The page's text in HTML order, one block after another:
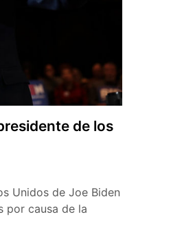
de los
Unidos de Joe Biden
por causa de la